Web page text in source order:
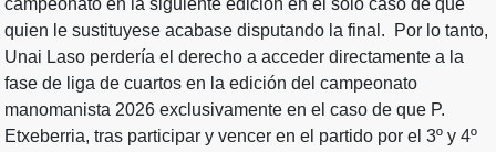
campeonato en la siguiente edición en el solo caso de que
quien le sustituyese acabase disputando la final. Por lo tanto,
Unai Laso perdería el derecho a acceder directamente a la
fase de liga de cuartos en la edición del campeonato
manomanista 2026 exclusivamente en el caso de que P.
Etxeberria, tras participar y vencer en el partido por el 3º y 4º